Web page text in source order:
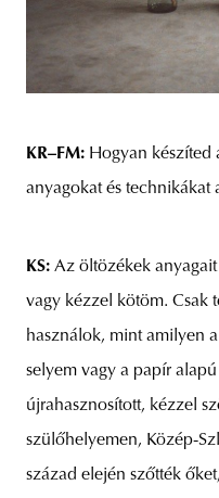
KR–FM: Hogyan készíted
anyagokat és technikákat
KS: Az öltözékek
vagy kézzel kötöm. Csak
használok, mint amilyen
selyem vagy a papír
újrahasznosított, kézzel
szülőhelyemen, Közép-
század elején szőtték